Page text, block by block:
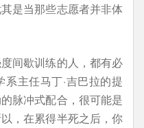
是当那些志愿者并非体
间歇训练的人，都有必
主任马丁·吉巴拉的提
脉冲式配合，很可能是
，在累得半死之后，你